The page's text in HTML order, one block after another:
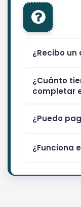
¿Recibo
¿Cuánto
completar
¿Puedo
¿Funciona